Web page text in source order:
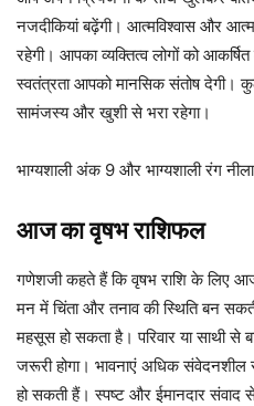
नजदीकियां बढ़ेंगी। आत्मविश्वास और
रहेगी। आपका व्यक्तित्व लोगों को
स्वतंत्रता आपको मानसिक संतोष देगी।
सामंजस्य और खुशी से भरा रहेगा।
भाग्यशाली अंक 9 और भाग्यशाली रंग
आज का वृषभ राशिफल
गणेशजी कहते हैं कि वृषभ राशि के लिए आज
मन में चिंता और तनाव की स्थिति बन
महसूस हो सकता है। परिवार या साथी से
जरूरी होगा। भावनाएं अधिक
हो सकती हैं। स्पष्ट और ईमानदार